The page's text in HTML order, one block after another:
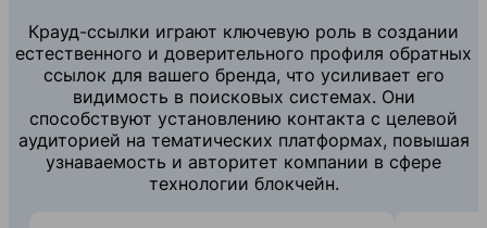
Крауд-ссылки играют ключевую роль в создании
естественного и доверительного профиля обратных
ссылок для вашего бренда, что усиливает его
видимость в поисковых системах. Они
способствуют установлению контакта с целевой
аудиторией на тематических платформах, повышая
узнаваемость и авторитет компании в сфере
технологии блокчейн.